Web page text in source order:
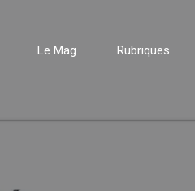
Le Mag Rubriques